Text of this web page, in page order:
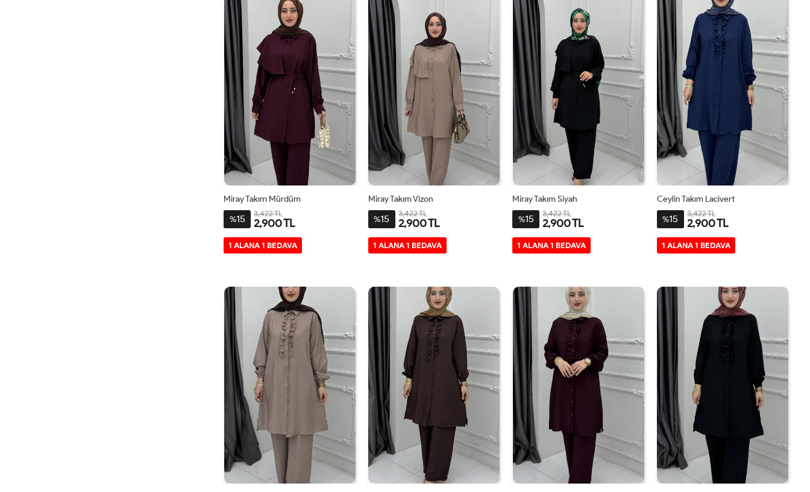
2-
4446
3-
4850
Miray Takım Mürdüm
%15 3,422 TL
2,900 TL
1 ALANA 1 BEDAVA
2-
4446
3-
4850
Miray Takım Vizon
%15 3,422 TL
2,900 TL
1 ALANA 1 BEDAVA
2-
4446
3-
4850
Miray Takım Siyah
%15 3,422 TL
2,900 TL
1 ALANA 1 BEDAVA
2-
4446
3-
4850
Ceylin Takım Lacivert
%15 3,422 TL
2,900 TL
1 ALANA 1 BEDAVA